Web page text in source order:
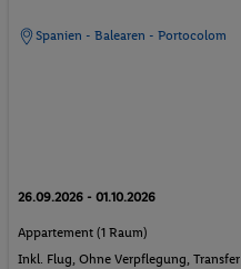
Spanien - Balearen - Portocolom
26.09.2026 - 01.10.2026
Appartement (1 Raum)
Inkl. Flug, Ohne Verpflegung, Transfer